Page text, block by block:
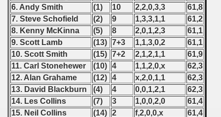
6. Andy Smith
(1) 10 2,2,0,3,3
61,8
7. Steve Schofield
(2) 9 1,3,3,1,1
61,2
8. Kenny McKinna
(5) 8 2,0,1,2,3
61,1
9. Scott Lamb
(13) 7+3 1,1,3,0,2
61,1
10. Scott Smith
(15) 7+2 2,1,2,1,1
61,9
11. Carl Stonehewer
(10) 4 1,1,2,0,x
62,3
12. Alan Grahame
(12) 4 x,2,0,1,1
62,3
13. David Blackburn
(4) 4 0,0,1,2,1
62,3
14. Les Collins
(7) 3 1,0,0,2,0
61,4
15. Neil Collins
(14) 2 f,2,0,0,x
61,4
Qualifications) - 1994
Qualifications) - 1994
- 1994
- 1994
- 1994
Championship) - 1994